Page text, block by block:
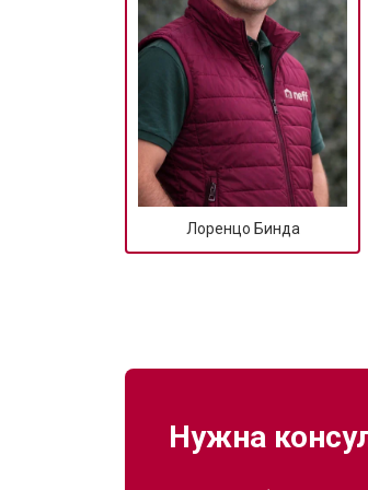
Ремонт платы
Замена датчика
Замена датчика соли
Лоренцо Бинда
Нужна